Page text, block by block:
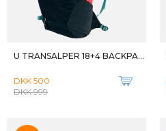
U TRANSALPER 18+4 BACKPACK
DKK 500
DKK 999